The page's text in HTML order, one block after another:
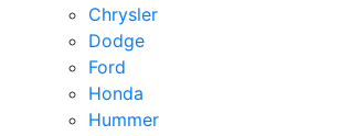
Chrysler
Dodge
Ford
Honda
Hummer